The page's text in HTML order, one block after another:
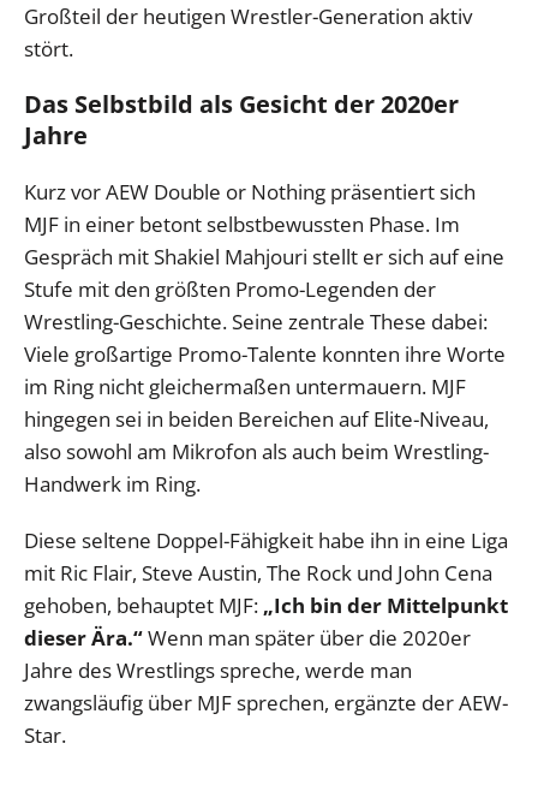
Großteil der heutigen Wrestler-Generation aktiv
stört.
Das Selbstbild als Gesicht der 2020er
Jahre
Kurz vor AEW Double or Nothing präsentiert sich
MJF in einer betont selbstbewussten Phase. Im
Gespräch mit Shakiel Mahjouri stellt er sich auf eine
Stufe mit den größten Promo-Legenden der
Wrestling-Geschichte. Seine zentrale These dabei:
Viele großartige Promo-Talente konnten ihre Worte
im Ring nicht gleichermaßen untermauern. MJF
hingegen sei in beiden Bereichen auf Elite-Niveau,
also sowohl am Mikrofon als auch beim Wrestling-
Handwerk im Ring.
Diese seltene Doppel-Fähigkeit habe ihn in eine Liga
mit Ric Flair, Steve Austin, The Rock und John Cena
gehoben, behauptet MJF: „Ich bin der Mittelpunkt
dieser Ära.“Wenn man später über die 2020er
Jahre des Wrestlings spreche, werde man
zwangsläufig über MJF sprechen, ergänzte der AEW-
Star.